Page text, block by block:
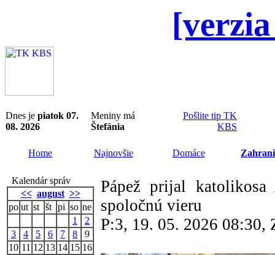
Dnes je piatok 07.
08. 2026
Meniny má
Štefánia
Pošlite tip TK
KBS
Home Najnovšie Domáce
Kalendár správ
<< august >>
po ut st št pi so ne
1
2
3
4 5 6 7 8
9
10 11 12 13 14 15 16
Pápež prijal
spoločnú vieru
P:3, 19. 05. 2026 08:30,